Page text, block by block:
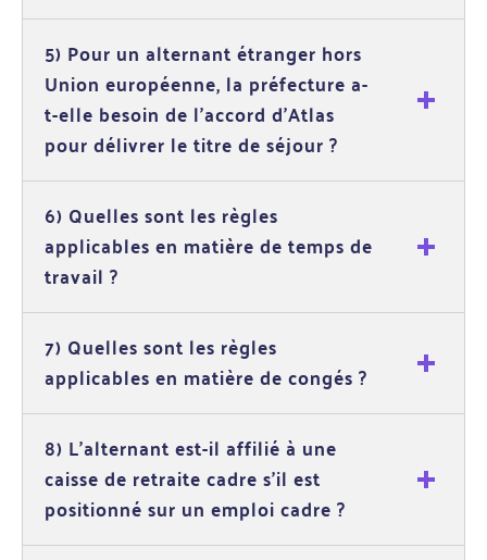
5) Pour un alternant étranger hors
Union européenne, la préfecture a-
t-elle besoin de l'accord d'Atlas
pour délivrer le titre de séjour ?
6) Quelles sont les règles
applicables en matière de temps de
travail ?
7) Quelles sont les règles
applicables en matière de congés ?
8) L'alternant est-il affilié à une
caisse de retraite cadre s'il est
positionné sur un emploi cadre ?